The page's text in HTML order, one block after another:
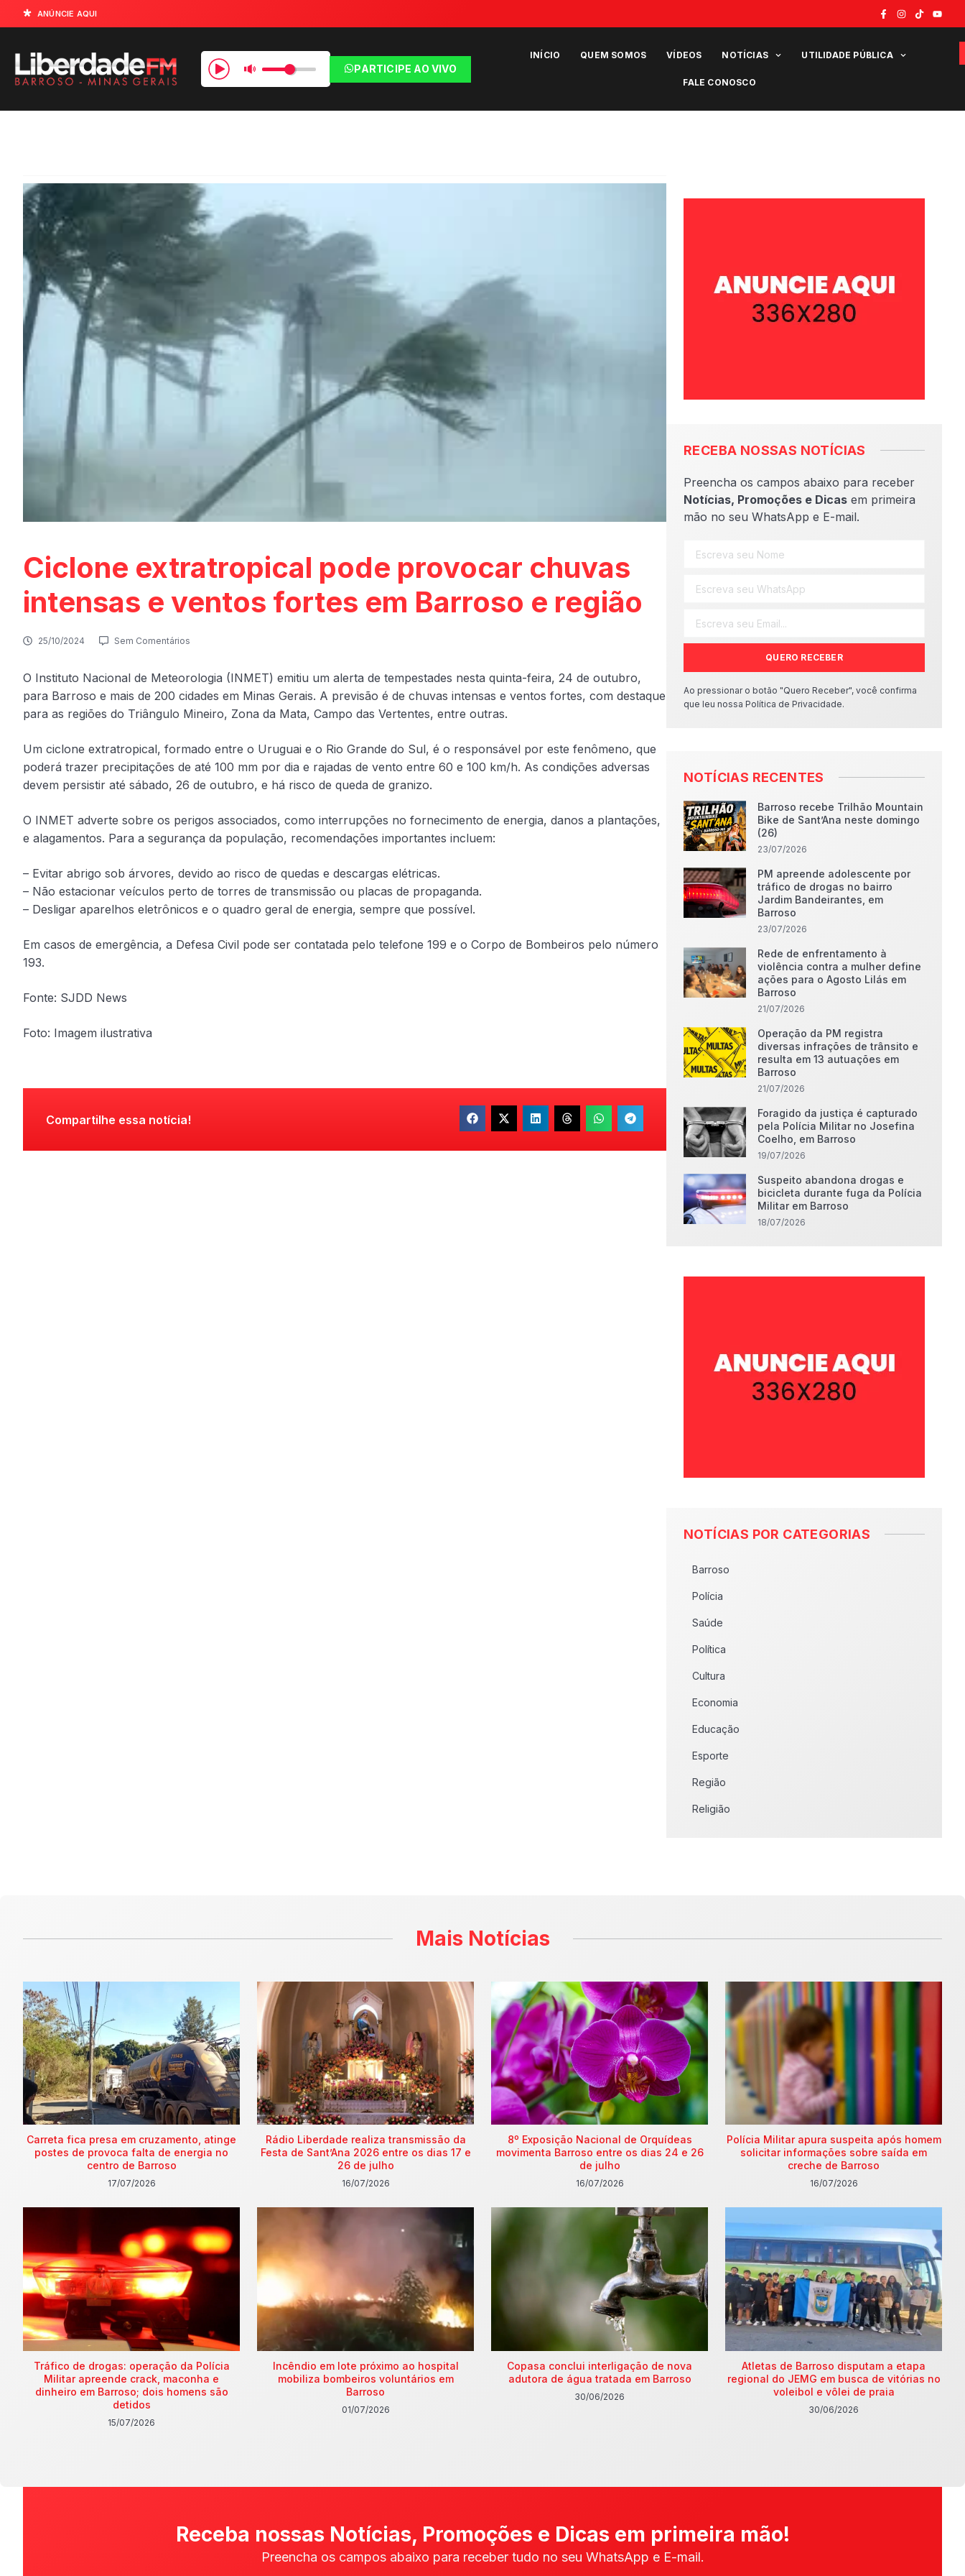
ANÚNCIE AQUI
PARTICIPE AO VIVO
INÍCIO QUEM SOMOS VÍDEOS NOTÍCIAS UTILIDADE PÚBLICA
FALE CONOSCO
Ciclone extratropical pode provocar chuvas
intensas e ventos fortes em Barroso e região
25/10/2024 Sem Comentários
O Instituto Nacional de Meteorologia (INMET) emitiu um alerta de tempestades nesta quinta-feira, 24 de outubro,
para Barroso e mais de 200 cidades em Minas Gerais. A previsão é de chuvas intensas e ventos fortes, com destaque
para as regiões do Triângulo Mineiro, Zona da Mata, Campo das Vertentes, entre outras.
Um ciclone extratropical, formado entre o Uruguai e o Rio Grande do Sul, é o responsável por este fenômeno, que
poderá trazer precipitações de até 100 mm por dia e rajadas de vento entre 60 e 100 km/h. As condições adversas
devem persistir até sábado, 26 de outubro, e há risco de queda de granizo.
O INMET adverte sobre os perigos associados, como interrupções no fornecimento de energia, danos a plantações,
e alagamentos. Para a segurança da população, recomendações importantes incluem:
– Evitar abrigo sob árvores, devido ao risco de quedas e descargas elétricas.
– Não estacionar veículos perto de torres de transmissão ou placas de propaganda.
– Desligar aparelhos eletrônicos e o quadro geral de energia, sempre que possível.
Em casos de emergência, a Defesa Civil pode ser contatada pelo telefone 199 e o Corpo de Bombeiros pelo número
193.
Fonte: SJDD News
Foto: Imagem ilustrativa
Compartilhe essa notícia!
RECEBA NOSSAS NOTÍCIAS
Preencha os campos abaixo para receber
Notícias, Promoções e Dicas em primeira
mão no seu WhatsApp e E-mail.
QUERO RECEBER
Ao pressionar o botão "Quero Receber", você confirma
que leu nossa Política de Privacidade.
NOTÍCIAS RECENTES
Barroso recebe Trilhão Mountain
Bike de Sant’Ana neste domingo
(26)
23/07/2026
PM apreende adolescente por
tráfico de drogas no bairro
Jardim Bandeirantes, em
Barroso
23/07/2026
Rede de enfrentamento à
violência contra a mulher define
ações para o Agosto Lilás em
Barroso
21/07/2026
Operação da PM registra
diversas infrações de trânsito e
resulta em 13 autuações em
Barroso
21/07/2026
Foragido da justiça é capturado
pela Polícia Militar no Josefina
Coelho, em Barroso
19/07/2026
Suspeito abandona drogas e
bicicleta durante fuga da Polícia
Militar em Barroso
18/07/2026
NOTÍCIAS POR CATEGORIAS
Barroso
Polícia
Saúde
Política
Cultura
Economia
Educação
Esporte
Região
Religião
Mais Notícias
Carreta fica presa em cruzamento, atinge
postes de provoca falta de energia no
centro de Barroso
17/07/2026
Rádio Liberdade realiza transmissão da
Festa de Sant’Ana 2026 entre os dias 17 e
26 de julho
16/07/2026
8º Exposição Nacional de Orquídeas
movimenta Barroso entre os dias 24 e 26
de julho
16/07/2026
Polícia Militar apura suspeita após homem
solicitar informações sobre saída em
creche de Barroso
16/07/2026
Tráfico de drogas: operação da Polícia
Militar apreende crack, maconha e
dinheiro em Barroso; dois homens são
detidos
15/07/2026
Incêndio em lote próximo ao hospital
mobiliza bombeiros voluntários em
Barroso
01/07/2026
Copasa conclui interligação de nova
adutora de água tratada em Barroso
30/06/2026
Atletas de Barroso disputam a etapa
regional do JEMG em busca de vitórias no
voleibol e vôlei de praia
30/06/2026
Receba nossas Notícias, Promoções e Dicas em primeira mão!
Preencha os campos abaixo para receber tudo no seu WhatsApp e E-mail.